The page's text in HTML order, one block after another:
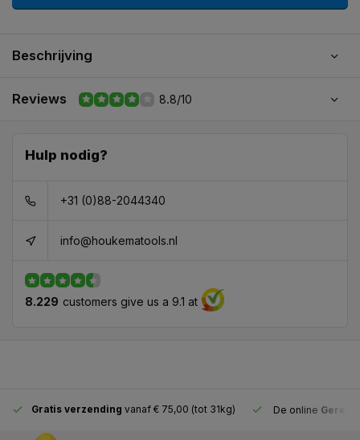
Beschrijving
Reviews 8.8/10
Hulp nodig?
+31 (0)88-2044340
info@houkematools.nl
8.229 customers give us a 9.1 at
Gratis verzending vanaf € 75,00 (tot 31kg) De online